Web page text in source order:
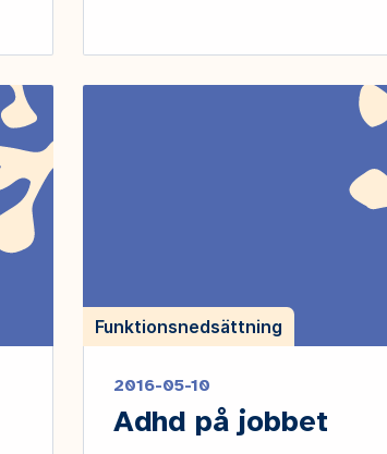
Funktionsnedsättning
2016-05-10
Adhd på jobbet